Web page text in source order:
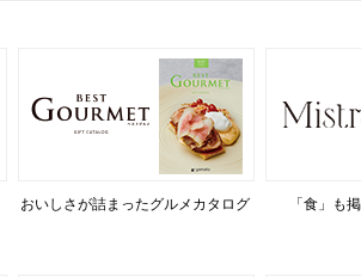
おいしさが詰まったグルメカタログ 「食」も